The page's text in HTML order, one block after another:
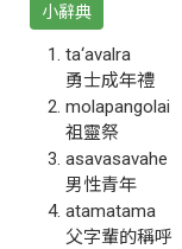
小辭典
ta‘avalra
勇士成年禮
molapangolai
祖靈祭
asavasavahe
男性青年
atamatama
父字輩的稱呼